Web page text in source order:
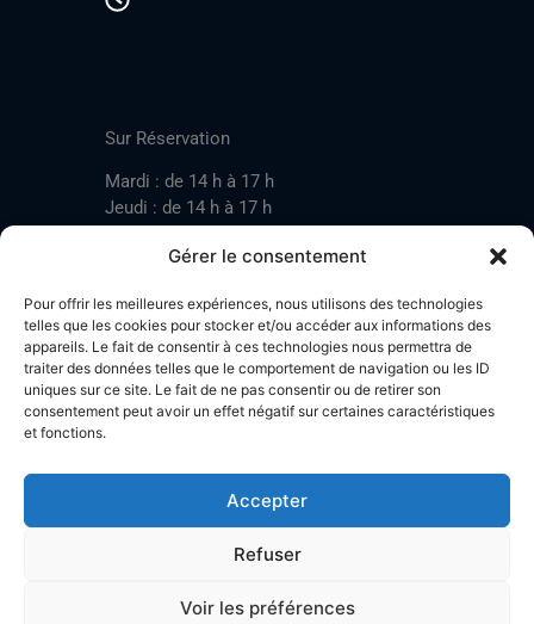
Gérer le consentement
Pour offrir les meilleures expériences, nous utilisons des technologies
telles que les cookies pour stocker et/ou accéder aux informations des
appareils. Le fait de consentir à ces technologies nous permettra de
traiter des données telles que le comportement de navigation ou les ID
uniques sur ce site. Le fait de ne pas consentir ou de retirer son
consentement peut avoir un effet négatif sur certaines caractéristiques
et fonctions.
Accepter
Refuser
Voir les préférences
Sur Réservation
Mardi : de 14 h à 17 h
Jeudi : de 14 h à 17 h
Mardi : de 17 h à 20 h
Jeudi : de 17 h à 20 h
Samedi : de 14 h à 17 h
Stand de tir LA BOTZACHE
Près de Mazembroz
Tel: +41 (0)79 220 41 69
Plan d'accès